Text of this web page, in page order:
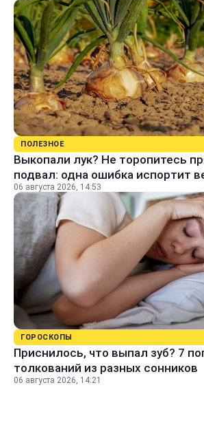
ПОЛЕЗНОЕ
Выкопали лук? Не торопитесь
подвал: одна ошибка испортит
06 августа 2026, 14:53
ГОРОСКОПЫ
Приснилось, что выпал зуб? 7
толкований из разных сонников
06 августа 2026, 14:21